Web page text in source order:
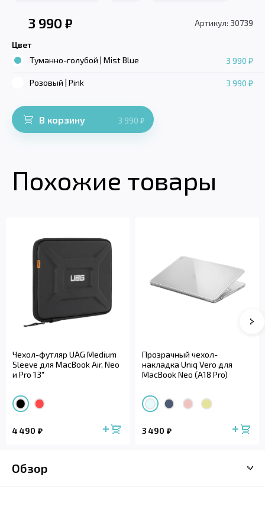
3 990 ₽ Артикул: 30739
Цвет
Туманно-голубой | Mist Blue
3 990 ₽
Розовый | Pink 3 990 ₽
В корзину 3 990 ₽
Похожие товары
Чехол-футляр UAG Medium
Sleeve для MacBook Air, Neo
и Pro 13"
4 490
Прозрачный чехол-
накладка Uniq Vero для
MacBook Neo (A18 Pro)
3 490
Обзор